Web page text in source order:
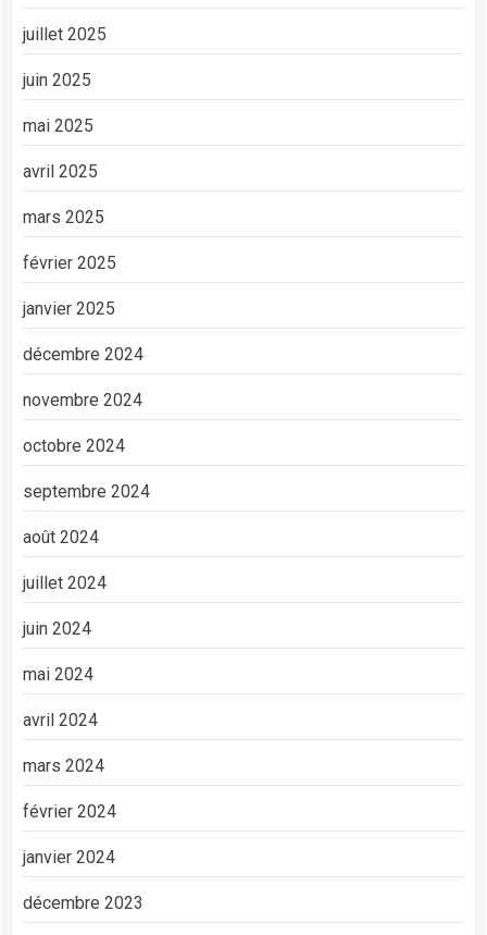
juillet 2025
juin 2025
mai 2025
avril 2025
mars 2025
février 2025
janvier 2025
décembre 2024
novembre 2024
octobre 2024
septembre 2024
août 2024
juillet 2024
juin 2024
mai 2024
avril 2024
mars 2024
février 2024
janvier 2024
décembre 2023